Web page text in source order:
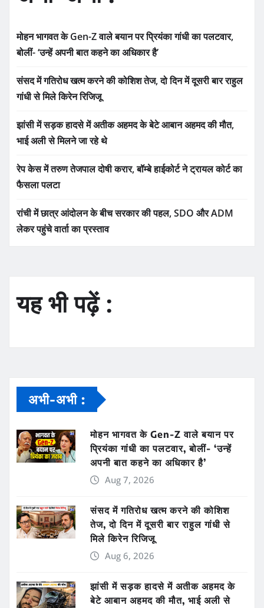
मोहन भागवत के Gen-Z वाले बयान पर प्रियंका गांधी का पलटवार,
बोलीं- ‘उन्हें अपनी बात कहने का अधिकार है’
संसद में गतिरोध खत्म करने की कोशिश तेज, दो दिन में दूसरी बार राहुल
गांधी से मिले किरेन रिजिजू
झांसी में सड़क हादसे में अतीक अहमद के बेटे आबान अहमद की मौत,
भाई अली से मिलने जा रहे थे
रेप केस में तरुण तेजपाल दोषी करार, बॉम्बे हाईकोर्ट ने ट्रायल कोर्ट का
फैसला पलटा
रांची में छात्र आंदोलन के बीच सरकार की पहल, SDO और ADM
लेकर पहुंचे वार्ता का प्रस्ताव
यह भी पढ़ें :
अभी-अभी :
मोहन भागवत के Gen-Z वाले बयान पर
प्रियंका गांधी का पलटवार, बोलीं- ‘उन्हें
अपनी बात कहने का अधिकार है’
Aug 7, 2026
संसद में गतिरोध खत्म करने की कोशिश
तेज, दो दिन में दूसरी बार राहुल गांधी से
मिले किरेन रिजिजू
Aug 6, 2026
झांसी में सड़क हादसे में अतीक अहमद के
बेटे आबान अहमद की मौत, भाई अली से